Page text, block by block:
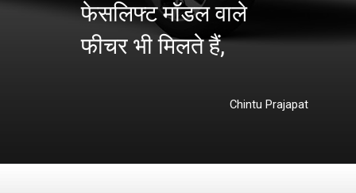
फेसलिफ्ट मॉडल वाले
फीचर भी मिलते हैं,
Chintu Prajapat